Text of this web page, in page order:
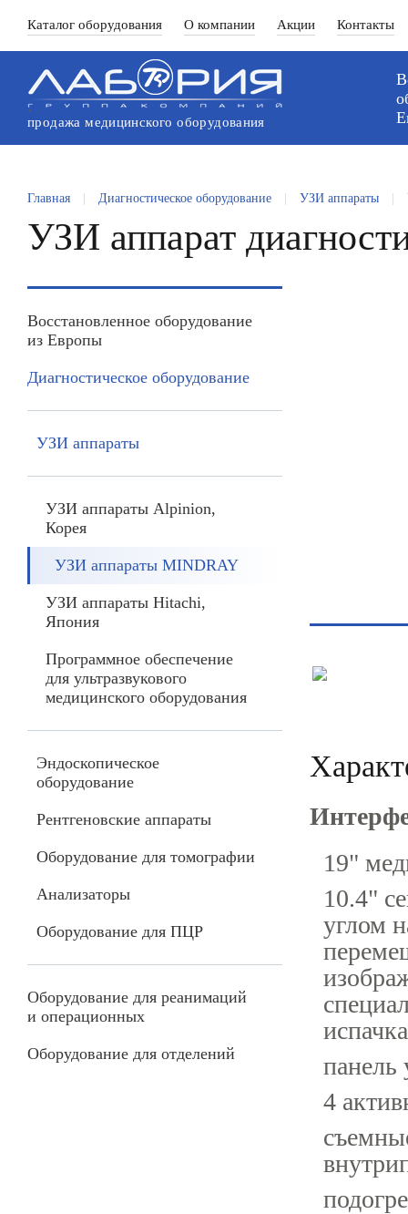
Каталог оборудования О компании Акции Контакты
продажа медицинского оборудования
`
Главная Диагностическое оборудование УЗИ аппараты
УЗИ аппарат
Восстановленное оборудование
из Европы
Диагностическое оборудование
УЗИ аппараты
УЗИ аппараты Alpinion,
Корея
УЗИ аппараты MINDRAY
УЗИ аппараты Hitachi,
Япония
Программное обеспечение
для ультразвукового
медицинского оборудования
Эндоскопическое
оборудование
Рентгеновские аппараты
Оборудование для томографии
Анализаторы
Оборудование для ПЦР
Оборудование для реанимаций
и операционных
Оборудование для отделений
19"
10.4"
углом
панель
4